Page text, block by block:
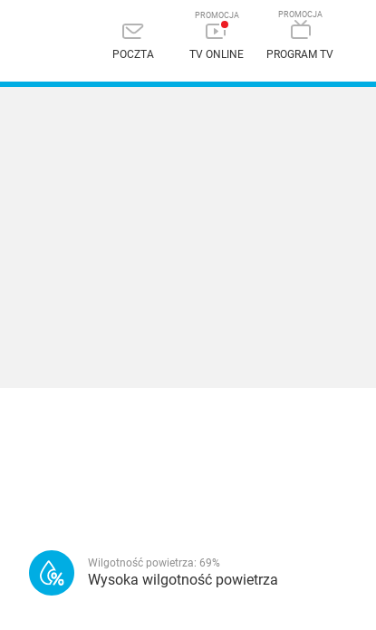
POCZTA TV ONLINE PROGRAM TV
Wilgotność powietrza: 69%
Wysoka wilgotność powietrza